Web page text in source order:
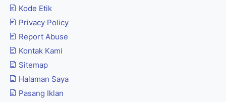
Kode Etik
Privacy Policy
Report Abuse
Kontak Kami
Sitemap
Halaman Saya
Pasang Iklan